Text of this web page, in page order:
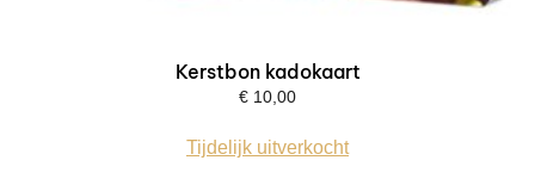
Kerstbon kadokaart
€ 10,00
Tijdelijk uitverkocht